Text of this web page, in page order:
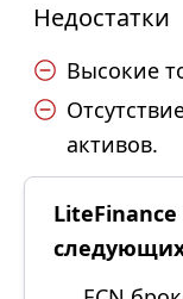
Недостатки
Высокие
активов.
LiteFinance